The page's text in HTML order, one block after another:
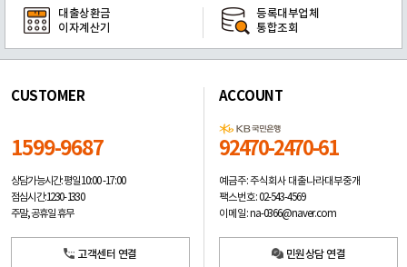
대출상환금
이자계산기
등록대부업체
통합조회
CUSTOMER
1599-9687
상담가능시간: 평일10:00 -17:00
점심시간: 12:30 - 13:30
주말, 공휴일 휴무
고객센터 연결
ACCOUNT
92470-2470-61
예금주: 주식회사 대출나라대부중개
팩스번호: 02-543-4569
이메일: na-0366@naver.com
민원상담 연결